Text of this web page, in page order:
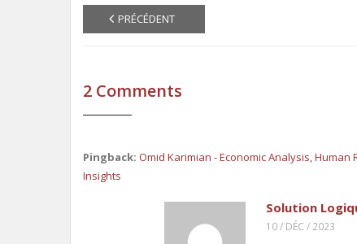
PRÉCÉDENT
2 Comments
Pingback: Omid Karimian - Economic Analysis,
Insights
Solution
10 / DÉC / 2023